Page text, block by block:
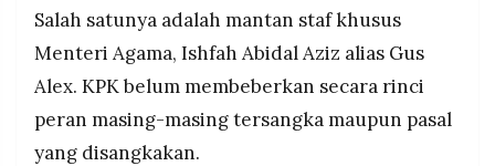
Salah satunya adalah mantan staf khusus
Menteri Agama, Ishfah Abidal Aziz alias Gus
Alex. KPK belum membeberkan secara rinci
peran masing-masing tersangka maupun pasal
yang disangkakan.